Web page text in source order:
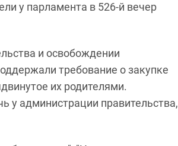
у парламента в 526-й вечер
и освобождении
требование о закупке
их родителями.
у администрации правительства,